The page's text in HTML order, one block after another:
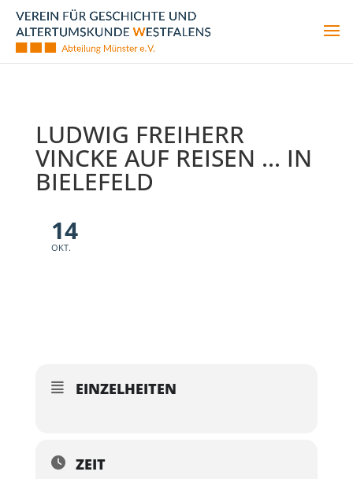
LUDWIG FREIHERR
VINCKE AUF REISEN ... IN
BIELEFELD
14
OKT.
EINZELHEITEN
ZEIT